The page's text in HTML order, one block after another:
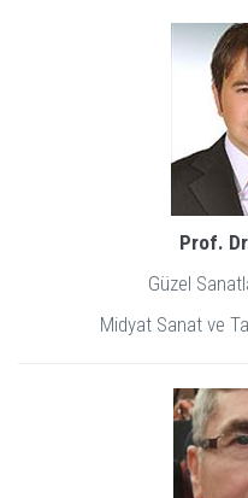
Prof.
Güzel
Midyat Sanat ve